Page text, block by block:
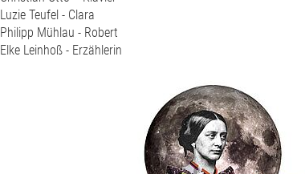
Luzie Teufel - Clara
Philipp Mühlau - Robert
Elke Leinhoß - Erzählerin